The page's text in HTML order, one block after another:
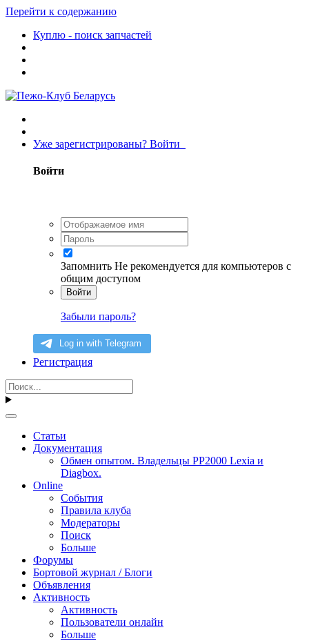
Перейти к содержанию
Куплю - поиск запчастей
Уже зарегистрированы? Войти
Войти
Запомнить Не рекомендуется для компьютеров с
общим доступом
Войти
Забыли пароль?
Регистрация
Статьи
Документация
Обмен опытом. Владельцы PP2000 Lexia и
Diagbox.
Online
События
Правила клуба
Модераторы
Поиск
Больше
Форумы
Бортовой журнал / Блоги
Объявления
Активность
Активность
Пользователи онлайн
Больше